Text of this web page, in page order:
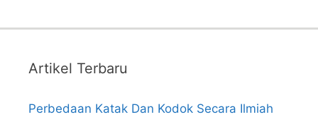
Artikel Terbaru
Perbedaan Katak Dan Kodok Secara Ilmiah